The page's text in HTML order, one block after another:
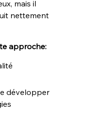
mais il
nettement
approche:
développer